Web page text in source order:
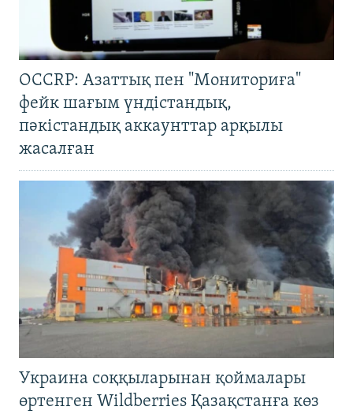
OCCRP: Азаттық пен "Мониториға"
фейк шағым үндістандық,
пәкістандық аккаунттар арқылы
жасалған
Украина соққыларынан қоймалары
өртенген Wildberries Қазақстанға көз